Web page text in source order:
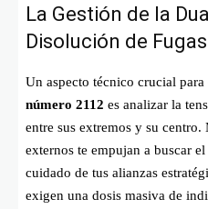
La Gestión de la
Disolución de
Un aspecto técnico crucial para
número 2112 es analizar la
entre sus extremos y su
externos te empujan a buscar
cuidado de tus alianzas
exigen una dosis masiva de